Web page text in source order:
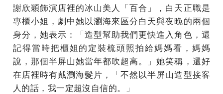
謝欣穎飾演店裡的冰山美人「百合」，白天正職是
專櫃小姐，劇中她以瀏海來區分白天與夜晚的兩個
身分，她表示：「造型幫助我們更快進入角色，還
記得當時把櫃姐的定裝梳頭照拍給媽媽看，媽媽
說，那個半屏山她當年都吹超高。」她笑稱，還好
在店裡時有戴瀏海髮片，「不然以半屏山造型接客
人的話，我一定超沒自信的。」